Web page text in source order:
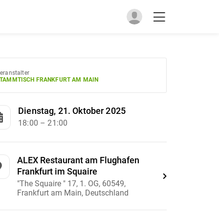
FRANKFURT AM MAIN
Dienstag, 21. Oktober 2025
18:00 – 21:00
ALEX Restaurant am Flughafen
Frankfurt im Squaire
"The Squaire " 17, 1. OG, 60549,
Frankfurt am Main, Deutschland